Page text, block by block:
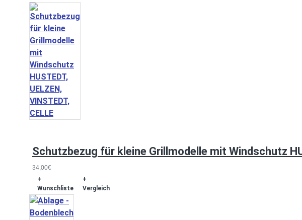
Schutzbezug für kleine Grillmodelle mit Windschutz
34,00€
+
Wunschliste
+
Vergleich